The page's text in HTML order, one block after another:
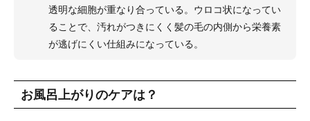
透明な細胞が重なり合っている。ウロコ状になってい
ることで、汚れがつきにくく髪の毛の内側から栄養素
が逃げにくい仕組みになっている。
お風呂上がりのケアは？